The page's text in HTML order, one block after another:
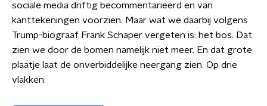
sociale media driftig becommentarieerd en van
kanttekeningen voorzien. Maar wat we daarbij volgens
Trump-biograaf Frank Schaper vergeten is: het bos. Dat
zien we door de bomen namelijk niet meer. En dat grote
plaatje laat de onverbiddelijke neergang zien. Op drie
vlakken.